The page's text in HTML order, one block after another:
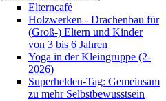
Elterncafé
Holzwerken - Drachenbau für
(Groß-) Eltern und Kinder
von 3 bis 6 Jahren
Yoga in der Kleingruppe (2-
2026)
Superhelden-Tag: Gemeinsam
zu mehr Selbstbewusstsein